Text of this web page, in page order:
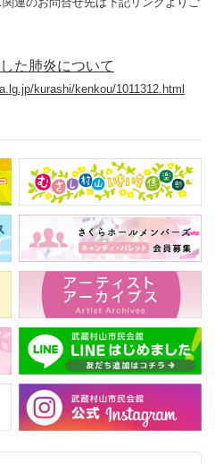
た肺炎について
kurashi/kenkou/1011312.html